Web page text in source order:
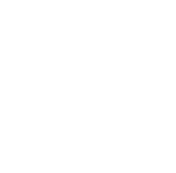
Falls Dir die Stütze zu lang ist: Sie